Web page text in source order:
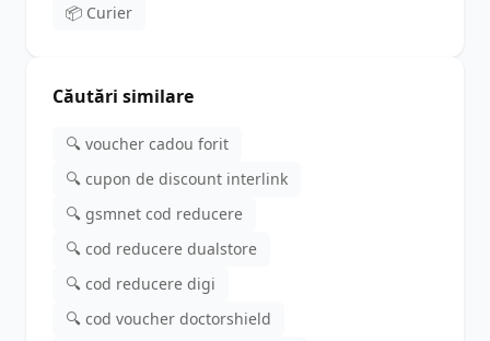
📦 Curier
Căutări similare
🔍 voucher cadou forit
🔍 cupon de discount interlink
🔍 gsmnet cod reducere
🔍 cod reducere dualstore
🔍 cod reducere digi
🔍 cod voucher doctorshield